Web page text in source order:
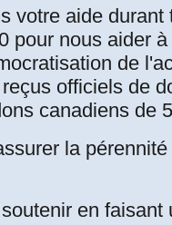
votre aide durant
pour nous aider
de
officiels de
canadiens de
la
en faisant